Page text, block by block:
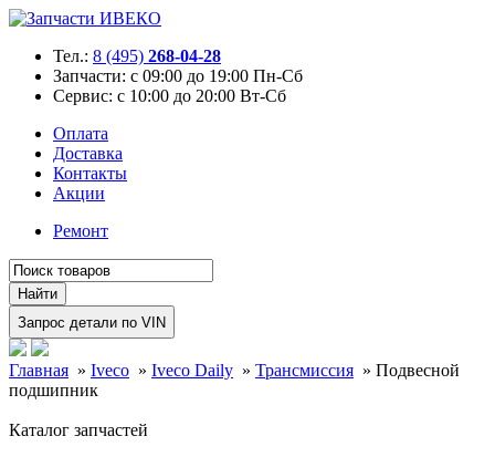
Тел.: 8 (495) 268-04-28
Запчасти: с 09:00 до 19:00 Пн-Сб
Сервис: с 10:00 до 20:00 Вт-Сб
Оплата
Доставка
Контакты
Акции
Ремонт
Главная » Iveco » Iveco Daily » Трансмиссия » Подвесной
подшипник
Каталог запчастей